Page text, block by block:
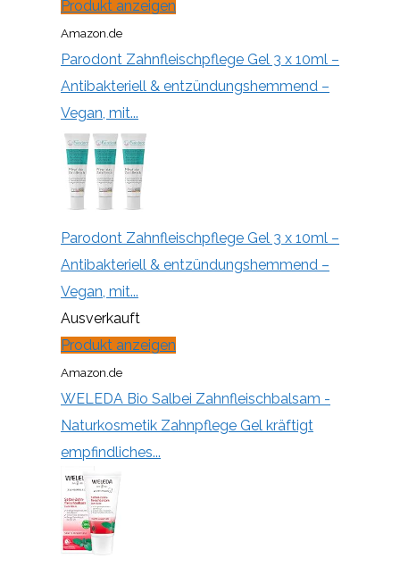
Produkt anzeigen
Amazon.de
Parodont Zahnfleischpflege Gel 3 x 10ml –
Antibakteriell & entzündungshemmend –
Vegan, mit...
Parodont Zahnfleischpflege Gel 3 x 10ml –
Antibakteriell & entzündungshemmend –
Vegan, mit...
Ausverkauft
Produkt anzeigen
Amazon.de
WELEDA Bio Salbei Zahnfleischbalsam -
Naturkosmetik Zahnpflege Gel kräftigt
empfindliches...